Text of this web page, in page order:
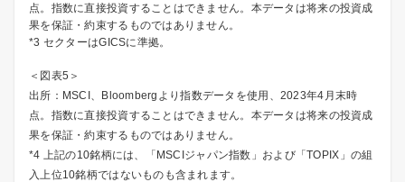
点。指数に直接投資することはできません。本データは将来の投資成
果を保証・約束するものではありません。
*3 セクターはGICSに準拠。
＜図表5＞
出所：MSCI、Bloombergより指数データを使用、2023年4月末時
点。指数に直接投資することはできません。本データは将来の投資成
果を保証・約束するものではありません。
*4 上記の10銘柄には、「MSCIジャパン指数」および「TOPIX」の組
入上位10銘柄ではないものも含まれます。